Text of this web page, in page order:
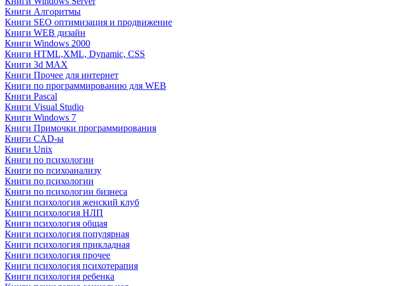
Книги Алгоритмы
Книги SEO оптимизация и продвижение
Книги WEB дизайн
Книги Windows 2000
Книги HTML,XML, Dynamic, CSS
Книги 3d MAX
Книги Прочее для интернет
Книги по программированию для WEB
Книги Pascal
Книги Visual Studio
Книги Windows 7
Книги Примочки программирования
Книги CAD-ы
Книги Unix
Книги по психологии
Книги по психоанализу
Книги по психологии
Книги по психологии бизнеса
Книги психология женский клуб
Книги психология НЛП
Книги психология общая
Книги психология популярная
Книги психология прикладная
Книги психология прочее
Книги психология психотерапия
Книги психология ребенка